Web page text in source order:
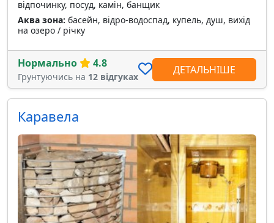
відпочинку, посуд, камін, банщик
Аква зона: басейн, відро-водоспад, купель, душ, вихід
на озеро / річку
Нормально 4.8
Грунтуючись на 12 відгуках
ДЕТАЛЬНІШЕ
Каравела